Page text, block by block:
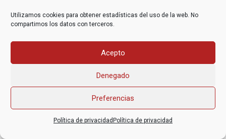
Utilizamos cookies para obtener estadísticas del uso de la web. No
compartimos los datos con terceros.
Acepto
Denegado
Preferencias
Política de privacidad Política de privacidad